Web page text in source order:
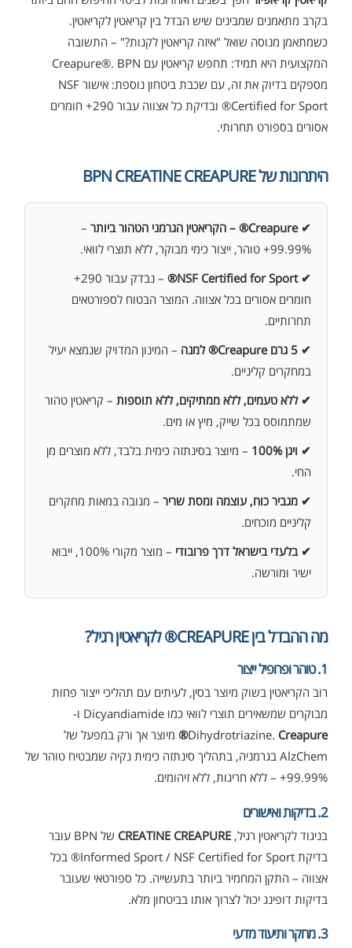
בקרב מתאמנים שמבינים שיש הבדל בין קריאטין לקריאטין.
כשמתאמן מנוסה שואל "איזה קריאטין לקנות?" – התשובה
המקצועית היא תמיד: תחפש קריאטין עם Creapure®. BPN
מספקים בדיוק את זה, עם שכבת ביטחון נוספת: אישור NSF
Certified for Sport® ובדיקת כל אצווה עבור 290+ חומרים
אסורים בספורט תחרותי.
היתרונות של BPN CREATINE CREAPURE
✔ Creapure® – הקריאטין הגרמני הטהור ביותר
–
99.99%+ טוהר, ייצור כימי מבוקר, ללא תוצרי לוואי.
✔ NSF Certified for Sport®
– נבדק עבור 290+
חומרים אסורים בכל אצווה. המוצר הבטוח לספורטאים
תחרותיים.
✔ 5 גרם Creapure® למנה
– המינון המדויק שנמצא יעיל
במחקרים קליניים.
✔ ללא טעמים, ללא ממתיקים, ללא תוספות – קריאטין טהור
שמתמוסס בכל שייק, מיץ או מים.
✔ ויגן 100%
– מיוצר בסינתזה כימית בלבד, ללא מוצרים מן
החי.
✔ מגביר כוח, עוצמה ומסת שריר – מגובה במאות מחקרים
קליניים מוכחים.
✔ בלעדי בישראל דרך פרובודי
– מוצר מקורי 100%, ייבוא
ישיר ומורשה.
מה ההבדל בין CREAPURE® לקריאטין רגיל?
1. טוהר ופרופיל ייצור
רוב הקריאטין בשוק מיוצר בסין, לעיתים עם תהליכי ייצור פחות
מבוקרים שמשאירים תוצרי לוואי כמו Dicyandiamide ו-
Dihydrotriazine. Creapure®
מיוצר אך ורק במפעל של
AlzChem בגרמניה, בתהליך סינתזה כימית נקיה שמבטיח טוהר של
99.99%+ – ללא חריגות, ללא זיהומים.
2. בדיקות ואישורים
בניגוד לקריאטין רגיל, CREATINE CREAPURE
של BPN עובר
בדיקת Informed Sport / NSF Certified for Sport® בכל
אצווה – התקן המחמיר ביותר בתעשייה. כל ספורטאי שעובר
בדיקות דופינג יכול לצרוך אותו בביטחון מלא.
3. מחקר ותיעוד מדעי